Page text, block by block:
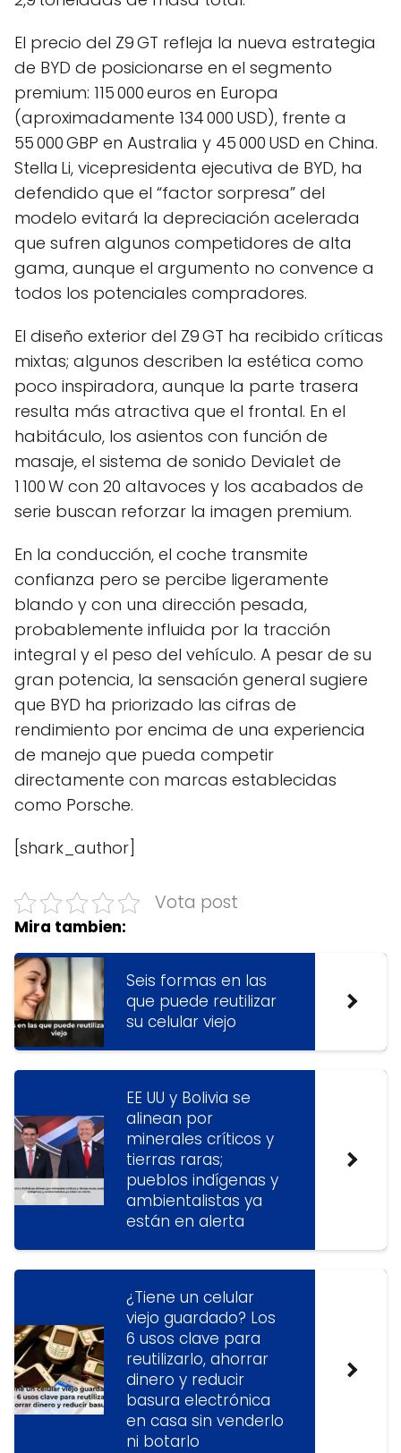
El precio del Z9 GT refleja la nueva estrategia
de BYD de posicionarse en el segmento
premium: 115 000 euros en Europa
(aproximadamente 134 000 USD), frente a
55 000 GBP en Australia y 45 000 USD en China.
Stella Li, vicepresidenta ejecutiva de BYD, ha
defendido que el “factor sorpresa” del
modelo evitará la depreciación acelerada
que sufren algunos competidores de alta
gama, aunque el argumento no convence a
todos los potenciales compradores.
El diseño exterior del Z9 GT ha recibido críticas
mixtas; algunos describen la estética como
poco inspiradora, aunque la parte trasera
resulta más atractiva que el frontal. En el
habitáculo, los asientos con función de
masaje, el sistema de sonido Devialet de
1 100 W con 20 altavoces y los acabados de
serie buscan reforzar la imagen premium.
En la conducción, el coche transmite
confianza pero se percibe ligeramente
blando y con una dirección pesada,
probablemente influida por la tracción
integral y el peso del vehículo. A pesar de su
gran potencia, la sensación general sugiere
que BYD ha priorizado las cifras de
rendimiento por encima de una experiencia
de manejo que pueda competir
directamente con marcas establecidas
como Porsche.
[shark_author]
Vota post
Mira tambien:
Seis formas en las
que puede reutilizar
su celular viejo
EE UU y Bolivia se
alinean por
minerales críticos y
tierras raras;
pueblos indígenas y
ambientalistas ya
están en alerta
¿Tiene un celular
viejo guardado? Los
6 usos clave para
reutilizarlo, ahorrar
dinero y reducir
basura electrónica
en casa sin venderlo
ni botarlo